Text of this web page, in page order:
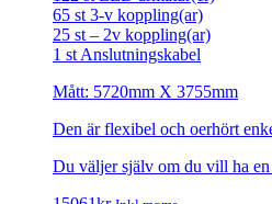
65 st 3-v koppling(ar)
25 st – 2v koppling(ar)
1 st Anslutningskabel
Mått: 5720mm X 3755mm
Den är flexibel och oerhört
Du väljer själv om du vill ha